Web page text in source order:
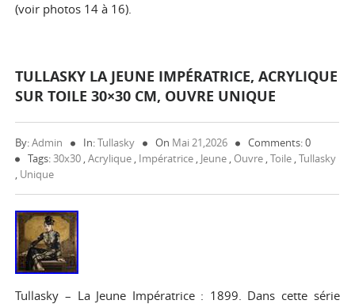
(voir photos 14 à 16).
TULLASKY LA JEUNE IMPÉRATRICE, ACRYLIQUE
SUR TOILE 30×30 CM, OUVRE UNIQUE
By:Admin In:Tullasky On Mai 21,2026
Comments: 0
Tags:30x30 ,Acrylique , Impératrice , Jeune , Ouvre ,Toile ,Tullasky
, Unique
Tullasky – La Jeune Impératrice : 1899. Dans cette série